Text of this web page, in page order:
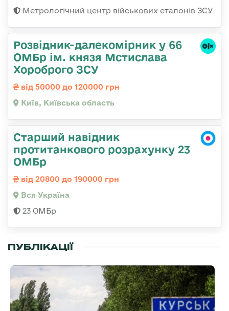
Метрологічний центр військових еталонів ЗСУ
Розвідник-далекомірник у 66
ОМБр ім. князя Мстислава
Хороброго ЗСУ
від 50000 до 120000 грн
Київ, Київська область
Старший навідник
протитанкового розрахунку 23
ОМБр
від 20800 до 190000 грн
Вся Україна
23 ОМБр
ПУБЛІКАЦІЇ